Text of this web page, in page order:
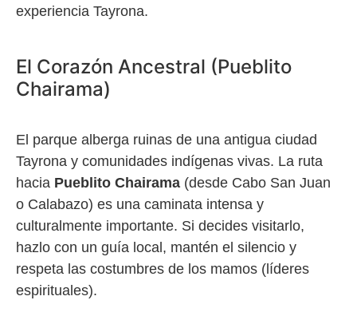
experiencia Tayrona.
El Corazón Ancestral (Pueblito
Chairama)
El parque alberga ruinas de una antigua ciudad
Tayrona y comunidades indígenas vivas. La ruta
hacia Pueblito Chairama (desde Cabo San Juan
o Calabazo) es una caminata intensa y
culturalmente importante. Si decides visitarlo,
hazlo con un guía local, mantén el silencio y
respeta las costumbres de los mamos (líderes
espirituales).